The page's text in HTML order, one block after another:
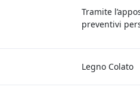
Tramite
preventivi
Legno Colato